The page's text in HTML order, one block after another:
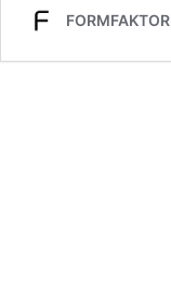
FORMFAKTOR